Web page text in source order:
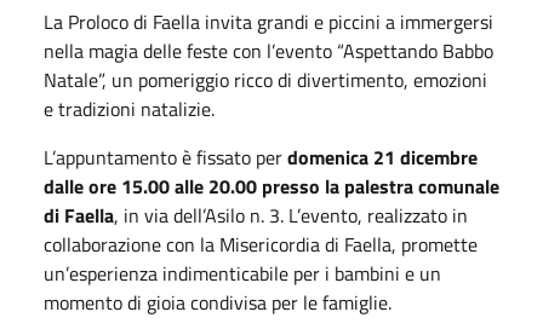
La Proloco di Faella invita grandi e piccini a immergersi
nella magia delle feste con l’evento “Aspettando Babbo
Natale”, un pomeriggio ricco di divertimento, emozioni
e tradizioni natalizie.
L’appuntamento è fissato perdomenica 21 dicembre
dalle ore 15.00 alle 20.00 presso la palestra comunale
di Faella, in via dell’Asilo n. 3. L’evento, realizzato in
collaborazione con la Misericordia di Faella, promette
un’esperienza indimenticabile per i bambini e un
momento di gioia condivisa per le famiglie.